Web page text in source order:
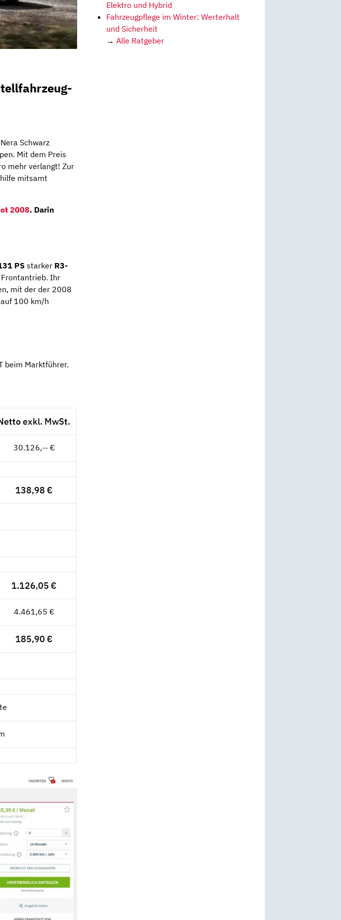
Schwarz
Mit dem Preis
mehr verlangt! Zur
mitsamt
2008. Darin
PS starker R3-
Frontantrieb. Ihr
mit der der 2008
100 km/h
beim Marktführer.
exkl. MwSt.
30.126,-- €
138,98 €
1.126,05 €
4.461,65 €
185,90 €
Elektro und Hybrid
Fahrzeugpflege im Winter: Werterhalt
und Sicherheit
→ Alle Ratgeber